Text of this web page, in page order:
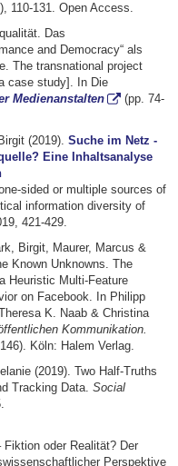
110-131. Open Access.
Das
and Democracy“ als
The transnational project
case study]. In Die
Medienanstalten
(pp. 74-
(2019). Suche im Netz -
Eine Inhaltsanalyse
sided or multiple sources of
information diversity of
421-429.
Birgit, Maurer, Marcus &
Known Unknowns. The
Heuristic Multi-Feature
on Facebook. In Philipp
K. Naab & Christina
Kommunikation.
Köln: Halem Verlag.
(2019). Two Half-Truths
Tracking Data. Social
Fiktion oder Realität? Der
Perspektive